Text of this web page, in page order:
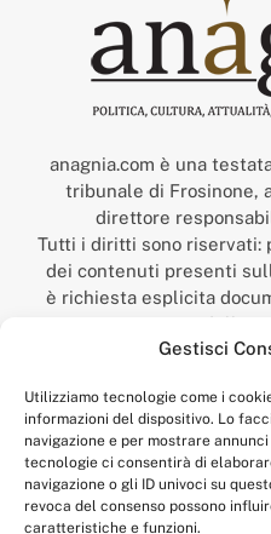
Gestisci
Utilizziamo tecnologie come i
informazioni del dispositivo. Lo
navigazione e per mostrare
tecnologie ci consentirà di
navigazione o gli ID univoci su
revoca del consenso possono
caratteristiche e funzioni.
anagnia.com è una
tribunale di Frosinone,
direttore
Tutti i diritti sono riservati:
dei contenuti presenti
è richiesta esplicita
della
“Anagnia” è un marchio
num. registrazione:
Per contatti: